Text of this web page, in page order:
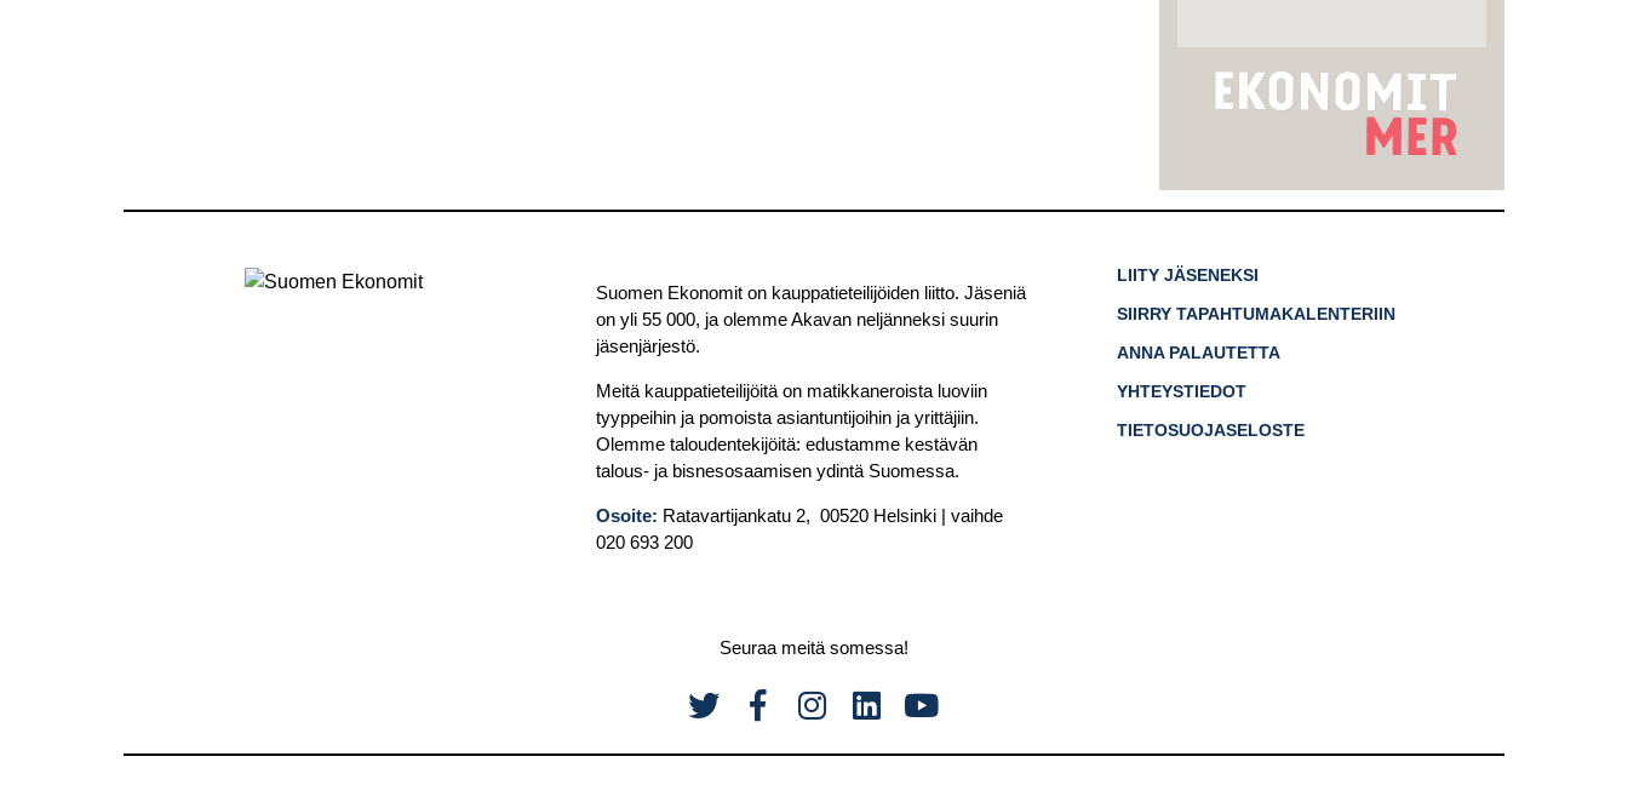
Suomen Ekonomit on kauppatieteilijöiden liitto. Jäseniä
on yli 55 000, ja olemme Akavan neljänneksi suurin
jäsenjärjestö.
Meitä kauppatieteilijöitä on matikkaneroista luoviin
tyyppeihin ja pomoista asiantuntijoihin ja yrittäjiin.
Olemme taloudentekijöitä: edustamme kestävän
talous- ja bisnesosaamisen ydintä Suomessa.
Osoite: Ratavartijankatu 2, 00520 Helsinki | vaihde
020 693 200
LIITY JÄSENEKSI
SIIRRY TAPAHTUMAKALENTERIIN
ANNA PALAUTETTA
YHTEYSTIEDOT
TIETOSUOJASELOSTE
Seuraa meitä somessa!